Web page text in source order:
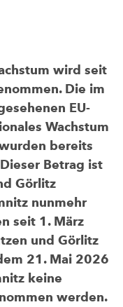
wird seit
Die im
EU-
Wachstum
bereits
Betrag ist
Görlitz
nunmehr
seit 1. März
und Görlitz
21. Mai 2026
keine
werden.